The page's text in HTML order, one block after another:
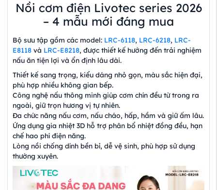
Nồi cơm điện Livotec series 2026
– 4 mẫu mới đáng mua
Bộ sưu tập gồm các model: LRC-6118, LRC-6218, LRC-
E8118 và LRC-E8218, được thiết kế hướng đến trải nghiệm
nấu ăn tiện lợi và ổn định lâu dài.
Thiết kế sang trọng, kiểu dáng nhỏ gọn, màu sắc hiện đại,
phù hợp nhiều không gian bếp.
Công nghệ nấu thông minh giúp cơm chín đều từ trong ra
ngoài, giữ trọn hương vị tự nhiên.
Đa chức năng nấu cơm, nấu cháo, hấp, hầm và giữ ấm lâu.
Ứng dụng gia nhiệt 3D hỗ trợ phân bổ nhiệt đồng đều, hạn
chế hao phí điện năng.
Lòng nồi chống dính bền bỉ, dễ vệ sinh, phù hợp sử dụng
thường xuyên.